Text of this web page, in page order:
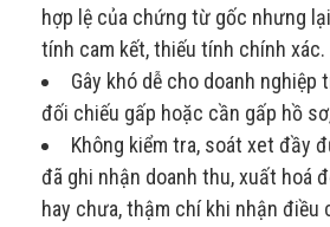
hợp lệ của chứng từ gốc nhưng
tính cam kết, thiếu tính chính xác.
Gây khó dễ cho doanh nghiệp
đối chiếu gấp hoặc cần gấp hồ
Không kiểm tra, soát xet đầy
đã ghi nhận doanh thu, xuất hoá
hay chưa, thậm chí khi nhận điều